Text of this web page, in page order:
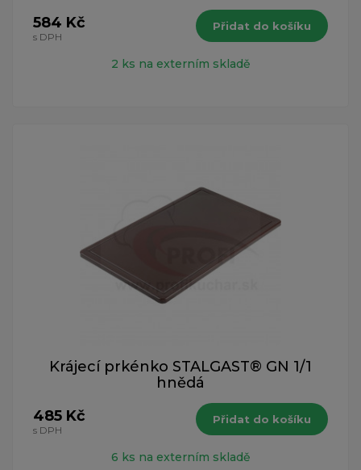
584 Kč
s DPH
Přidat do košíku
2 ks na externím skladě
Krájecí prkénko STALGAST® GN 1/1
hnědá
485 Kč
s DPH
Přidat do košíku
6 ks na externím skladě